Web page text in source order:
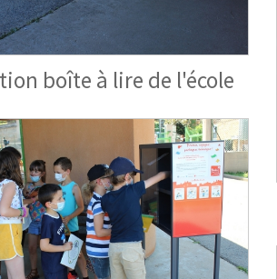
boîte à lire de l'école